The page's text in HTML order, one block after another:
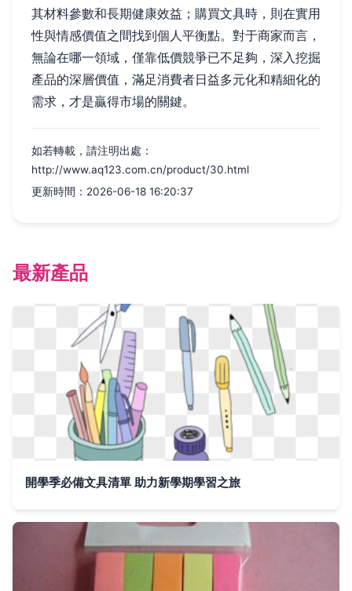
其材料參數和長期健康效益；購買文具時，則在實用
性與情感價值之間找到個人平衡點。對于商家而言，
無論在哪一領域，僅靠低價競爭已不足夠，深入挖掘
產品的深層價值，滿足消費者日益多元化和精細化的
需求，才是贏得市場的關鍵。
如若轉載，請注明出處：
http://www.aq123.com.cn/product/30.html
更新時間：2026-06-18 16:20:37
最新產品
開學季必備文具清單 助力新學期學習之旅